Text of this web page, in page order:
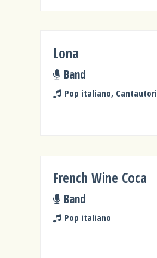
Lona
Band
Pop italiano, Cantautori
French Wine Coca
Band
Pop italiano